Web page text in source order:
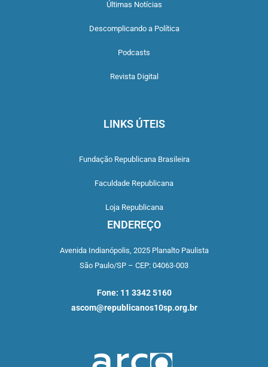
Últimas Notícias
Descomplicando a Política
Podcasts
Revista Digital
LINKS ÚTEIS
Fundação Republicana Brasileira
Faculdade Republicana
Loja Republicana
ENDEREÇO
Avenida Indianópolis, 2025 Planalto Paulista
São Paulo/SP – CEP: 04063-003
Fone: 11 3342 5160
ascom@republicanos10sp.org.br